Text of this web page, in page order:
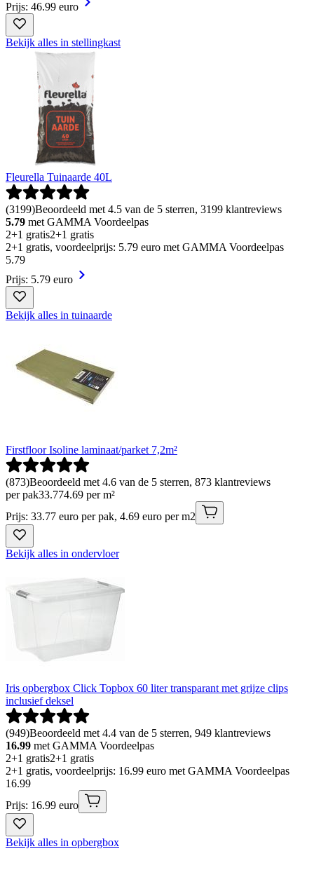
Prijs: 46.99 euro
Bekijk alles in stellingkast
Fleurella Tuinaarde 40L
(3199)Beoordeeld met 4.5 van de 5 sterren, 3199 klantreviews
5.79 met GAMMA Voordeelpas
2+1 gratis2+1 gratis
2+1 gratis, voordeelprijs: 5.79 euro met GAMMA Voordeelpas
5.79
Prijs: 5.79 euro
Bekijk alles in tuinaarde
Firstfloor Isoline laminaat/parket 7,2m²
(873)Beoordeeld met 4.6 van de 5 sterren, 873 klantreviews
per pak33.774.69 per m²
Prijs: 33.77 euro per pak, 4.69 euro per m2
Bekijk alles in ondervloer
Iris opbergbox Click Topbox 60 liter transparant met grijze clips
inclusief deksel
(949)Beoordeeld met 4.4 van de 5 sterren, 949 klantreviews
16.99 met GAMMA Voordeelpas
2+1 gratis2+1 gratis
2+1 gratis, voordeelprijs: 16.99 euro met GAMMA Voordeelpas
16.99
Prijs: 16.99 euro
Bekijk alles in opbergbox